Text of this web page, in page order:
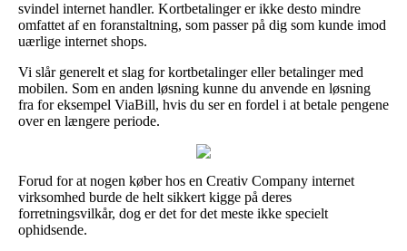
svindel internet handler. Kortbetalinger er ikke desto mindre
omfattet af en foranstaltning, som passer på dig som kunde imod
uærlige internet shops.
Vi slår generelt et slag for kortbetalinger eller betalinger med
mobilen. Som en anden løsning kunne du anvende en løsning
fra for eksempel ViaBill, hvis du ser en fordel i at betale pengene
over en længere periode.
Forud for at nogen køber hos en Creativ Company internet
virksomhed burde de helt sikkert kigge på deres
forretningsvilkår, dog er det for det meste ikke specielt
ophidsende.